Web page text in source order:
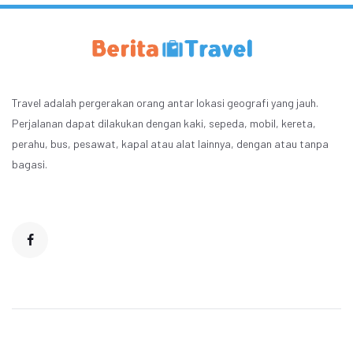
Travel adalah pergerakan orang antar lokasi geografi yang jauh.
Perjalanan dapat dilakukan dengan kaki, sepeda, mobil, kereta,
perahu, bus, pesawat, kapal atau alat lainnya, dengan atau tanpa
bagasi.